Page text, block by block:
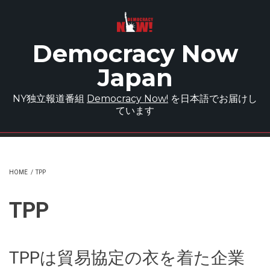
Democracy Now
Japan
NY独立報道番組 Democracy Now! を日本語でお届けし
ています
HOME / TPP
TPP
TPPは貿易協定の衣を着た企業